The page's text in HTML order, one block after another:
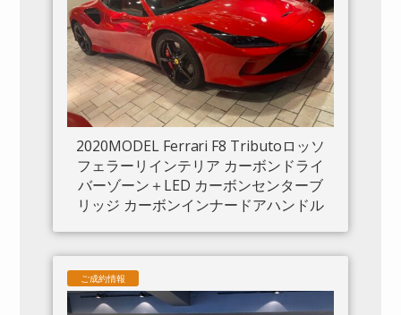
2020MODEL Ferrari F8 Tributoロッソ
フェラーリインテリア カーボンドライ
バーゾーン＋LED カーボンセンターブ
リッジ カーボンインナードアハンドル
ーディスプレイ アダプティブヘッドラ
イトシステム 入庫しました。
ご成約情報